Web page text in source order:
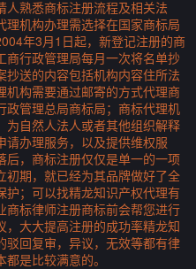
熟悉商标注册流程及相关法
机构办理需选择在国家商标局
年3月1日起，新登记注册的商
商行政管理局每月一次将名单抄
送的内容包括机构内容住所法
机构需要通过邮寄的方式代理商
政管理总局商标局；商标代理机
为自然人法人或者其他组织解释
请办理服务，以及提供维权服
后，商标注册仅仅是单一的一项
初期，就已经为其品牌做好了全
；可以找精龙知识产权代理有
商标律师注册商标前会帮您进行
大大提高注册的成功率精龙知
驳回复审，异议，无效等都有律
是比较满意的。